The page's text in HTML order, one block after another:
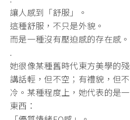
讓人感到「舒服」。
這種舒服，不只是外貌。
而是一種沒有壓迫感的存在感。
.
她很像某種舊時代東方美學的
講話輕，但不空；有禮貌，但
冷。某種程度上，她代表的是
東西：